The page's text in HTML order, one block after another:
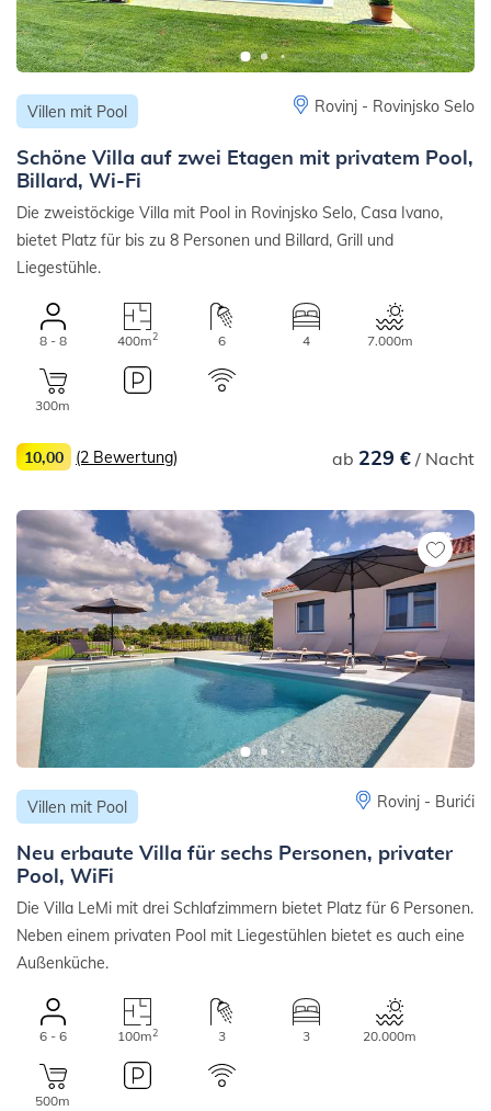
Villen mit Pool Rovinj - Rovinjsko Selo
Schöne Villa auf zwei Etagen mit privatem Pool,
Billard, Wi-Fi
Die zweistöckige Villa mit Pool in Rovinjsko Selo, Casa Ivano,
bietet Platz für bis zu 8 Personen und Billard, Grill und
Liegestühle.
8 - 8 400m2 6 4 7.000m
300m
ab 229 €/ Nacht
10,00 (2 Bewertung)
Villen mit Pool Rovinj - Burići
Neu erbaute Villa für sechs Personen, privater
Pool, WiFi
Die Villa LeMi mit drei Schlafzimmern bietet Platz für 6 Personen.
Neben einem privaten Pool mit Liegestühlen bietet es auch eine
Außenküche.
6 - 6 100m2 3 3 20.000m
500m